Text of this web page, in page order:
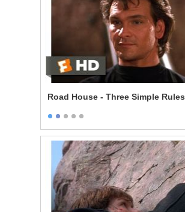
Road House - Three Simple Rules